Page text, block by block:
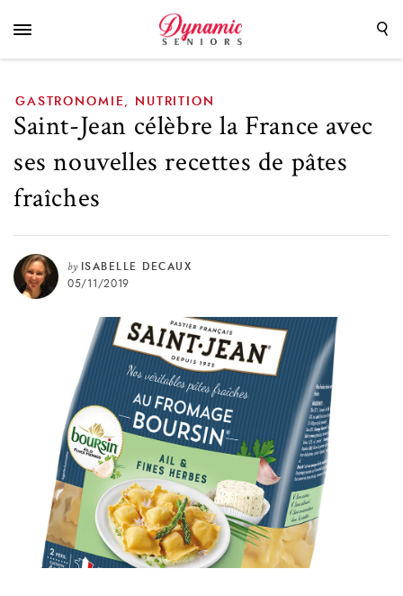
recettes de pâtes fraîches
GASTRONOMIE NUTRITION
Saint-Jean célèbre la France avec
ses nouvelles recettes de pâtes
fraîches
by ISABELLE DECAUX
05/11/2019